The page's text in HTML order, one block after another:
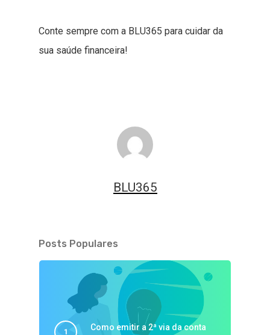
Conte sempre com a BLU365 para cuidar da
sua saúde financeira!
BLU365
Posts Populares
Como emitir a 2ª via da conta